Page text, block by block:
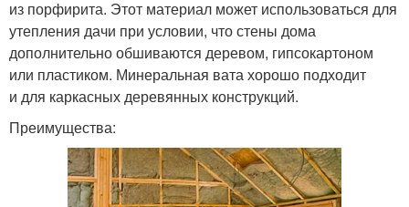
из порфирита. Этот материал может использоваться для
утепления дачи при условии, что стены дома
дополнительно обшиваются деревом, гипсокартоном
или пластиком. Минеральная вата хорошо подходит
и для каркасных деревянных конструкций.
Преимущества: